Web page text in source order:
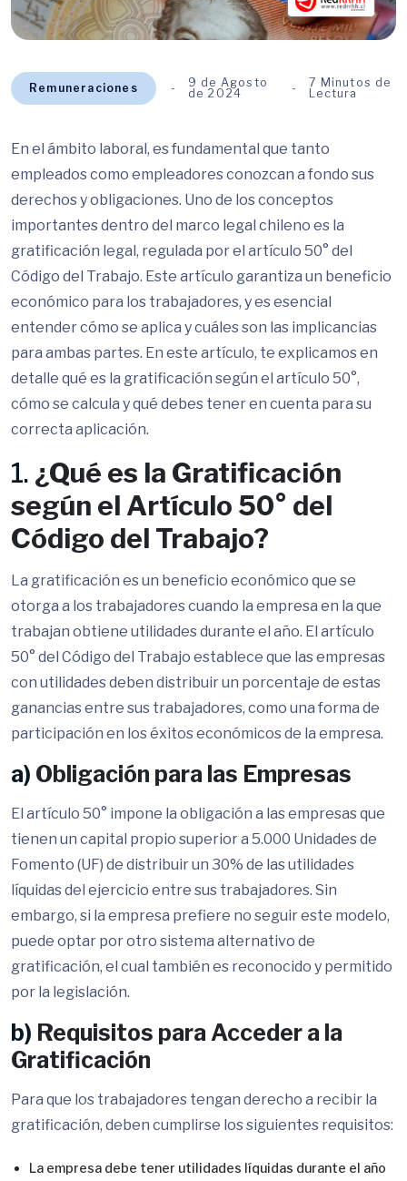
Remuneraciones
9 de Agosto
de 2024
7 Minutos de
Lectura
En el ámbito laboral, es fundamental que tanto
empleados como empleadores conozcan a fondo sus
derechos y obligaciones. Uno de los conceptos
importantes dentro del marco legal chileno es la
gratificación legal, regulada por el artículo 50° del
Código del Trabajo. Este artículo garantiza un beneficio
económico para los trabajadores, y es esencial
entender cómo se aplica y cuáles son las implicancias
para ambas partes. En este artículo, te explicamos en
detalle qué es la gratificación según el artículo 50°,
cómo se calcula y qué debes tener en cuenta para su
correcta aplicación.
1. ¿Qué es la Gratificación
según el Artículo 50° del
Código del Trabajo?
La gratificación es un beneficio económico que se
otorga a los trabajadores cuando la empresa en la que
trabajan obtiene utilidades durante el año. El artículo
50° del Código del Trabajo establece que las empresas
con utilidades deben distribuir un porcentaje de estas
ganancias entre sus trabajadores, como una forma de
participación en los éxitos económicos de la empresa.
a) Obligación para las Empresas
El artículo 50° impone la obligación a las empresas que
tienen un capital propio superior a 5.000 Unidades de
Fomento (UF) de distribuir un 30% de las utilidades
líquidas del ejercicio entre sus trabajadores. Sin
embargo, si la empresa prefiere no seguir este modelo,
puede optar por otro sistema alternativo de
gratificación, el cual también es reconocido y permitido
por la legislación.
b) Requisitos para Acceder a la
Gratificación
Para que los trabajadores tengan derecho a recibir la
gratificación, deben cumplirse los siguientes requisitos:
La empresa debe tener utilidades líquidas durante el año